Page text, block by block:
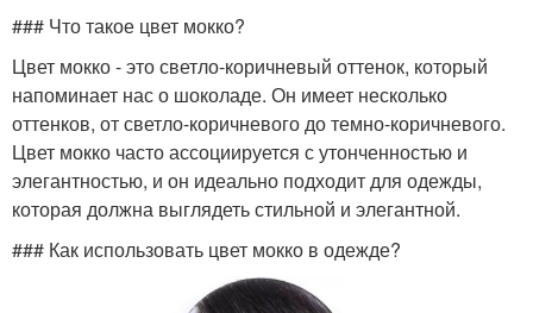
### Что такое цвет мокко?
Цвет мокко - это светло-коричневый оттенок, который
напоминает нас о шоколаде. Он имеет несколько
оттенков, от светло-коричневого до темно-коричневого.
Цвет мокко часто ассоциируется с утонченностью и
элегантностью, и он идеально подходит для одежды,
которая должна выглядеть стильной и элегантной.
### Как использовать цвет мокко в одежде?